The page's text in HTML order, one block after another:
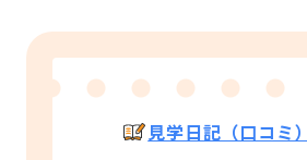
見学日記（口コミ